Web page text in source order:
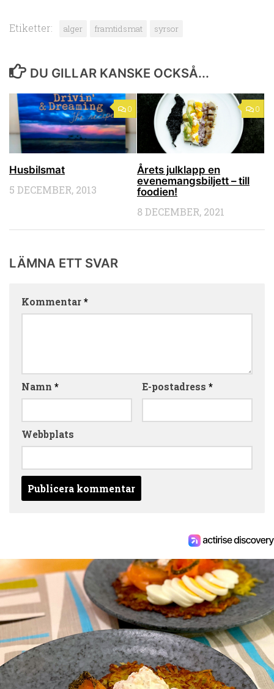
Etiketter: alger framtidsmat syrsor
DU GILLAR KANSKE OCKSÅ...
0
Husbilsmat
5 DECEMBER, 2013
0
Årets julklapp en
evenemangsbiljett – till
foodien!
8 DECEMBER, 2021
LÄMNA ETT SVAR
Kommentar*
Namn * E-postadress *
Webbplats